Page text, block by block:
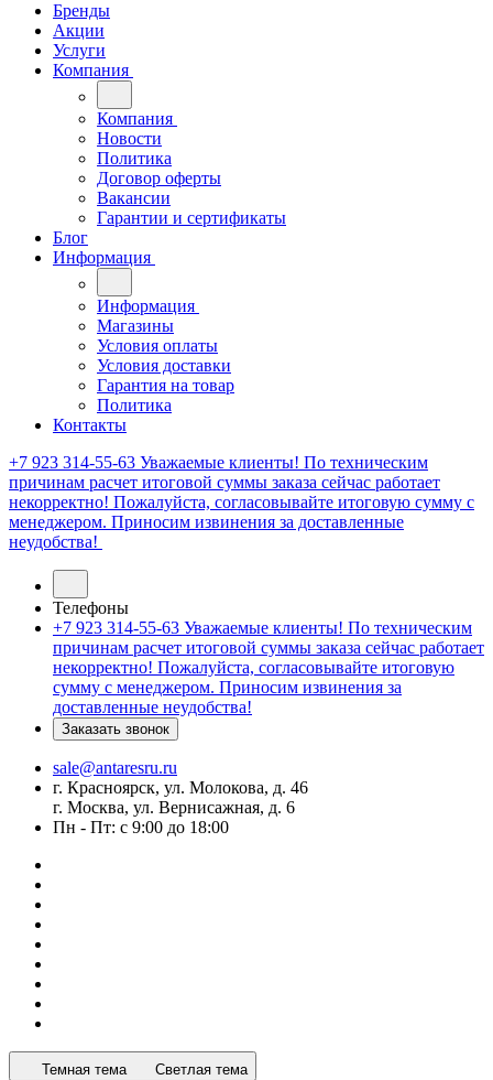
Бренды
Акции
Услуги
Компания
Компания
Новости
Политика
Договор оферты
Вакансии
Гарантии и сертификаты
Блог
Информация
Информация
Магазины
Условия оплаты
Условия доставки
Гарантия на товар
Политика
Контакты
+7 923 314-55-63 Уважаемые клиенты! По техническим
причинам расчет итоговой суммы заказа сейчас работает
некорректно! Пожалуйста, согласовывайте итоговую сумму с
менеджером. Приносим извинения за доставленные
неудобства!
Телефоны
+7 923 314-55-63 Уважаемые клиенты! По техническим
причинам расчет итоговой суммы заказа сейчас работает
некорректно! Пожалуйста, согласовывайте итоговую
сумму с менеджером. Приносим извинения за
доставленные неудобства!
Заказать звонок
sale@antaresru.ru
г. Красноярск, ул. Молокова, д. 46
г. Москва, ул. Вернисажная, д. 6
Пн - Пт: с 9:00 до 18:00
Темная тема Светлая тема